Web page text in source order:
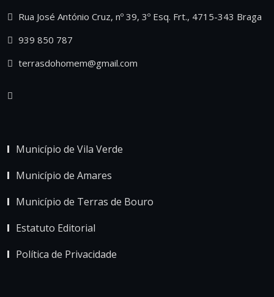
Rua José António Cruz, nº 39, 3º Esq. Frt., 4715-343 Braga
939 850 787
terrasdohomem@gmail.com
Município de Vila Verde
Município de Amares
Município de Terras de Bouro
Estatuto Editorial
Política de Privacidade